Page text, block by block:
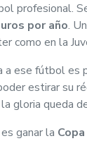
profesional.
por año.
como en la
a ese fútbol es
estirar su
gloria queda
ganar la